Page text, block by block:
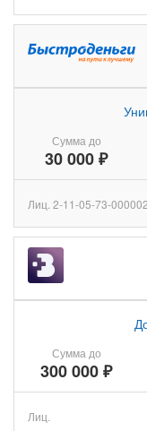
Сумма до
30 000 ₽
Лиц. 2-11-05-73-000002
Сумма до
300 000 ₽
Лиц.